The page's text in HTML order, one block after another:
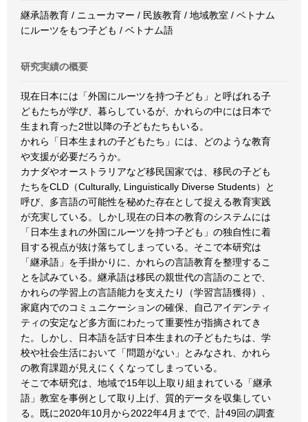
継承語教育 / ニューカマー / 民族教育 / 地域教室 / ベトナム
にルーツをもつ子ども / ベトナム語
研究実績の概要
現在日本には「外国にルーツを持つ子ども」と呼ばれる子
どもたちが学び、暮らしているが、かれらの中には日本で
生まれ育った2世以降の子どもたちもいる。
かれら「日本生まれの子どもたち」には、どのような教育
や支援が必要だろうか。
カナダやオーストラリアなど移民国家では、移民の子ども
たちをCLD（Culturally, Linguistically Diverse Students）と
呼び、多言語の可能性を秘めた存在として捉える教育実践
が充実している。しかし現在の日本の教育のシステムには
「日本生まれの外国にルーツを持つ子ども」の独自性に着
目する視点が抜け落ちてしまっている。そこで本研究は
「継承語」を手掛かりに、かれらの言語教育を整理するこ
とを試みている。継承語は移民の親世代の言語のことで、
かれらの学習上の言語能力を支えたり（学習言語獲得）、
家庭内でのコミュニケーションの確保、自己アイデンティ
ティの安定など多方面にわたって重要性が指摘されてき
た。しかし、日本語を話す日本生まれの子どもたちは、学
校や社会生活において「問題がない」とみなされ、かれら
の教育課題が見えにくくなってしまっている。
そこで本研究は、地域で15年以上取り組まれている「継承
語」教室を事例として取り上げ、質的データを収集してい
る。既に2020年10月から2022年4月までで、計49回の調査